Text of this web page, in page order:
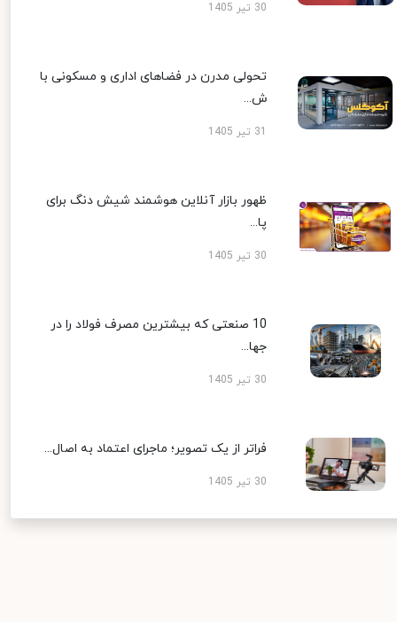
30 تیر 1405
تحولی مدرن در فضاهای اداری و مسکونی با
ش...
ظهور بازار آنلاین هوشمند شیش دنگ برای
پا...
30 تیر 1405
10 صنعتی که بیشترین مصرف فولاد را در
جها...
30 تیر 1405
فراتر از یک تصویر؛ ماجرای اعتماد به اصال...
30 تیر 1405